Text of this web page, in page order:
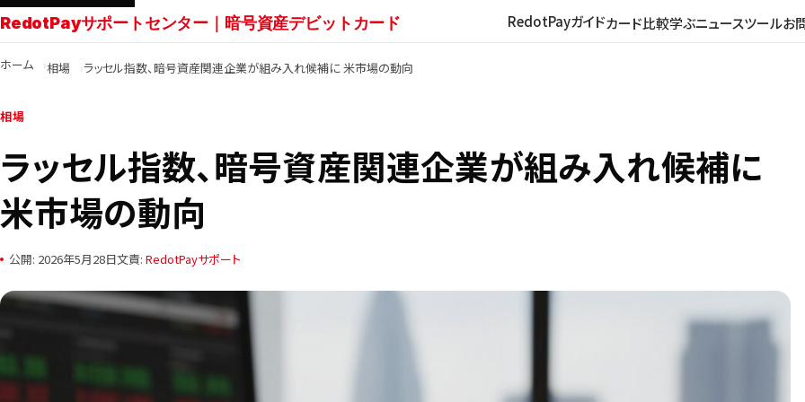
RedotPayサポートセンター｜暗号資産デビットカード RedotPayガイドカード比較学ぶニュースツールお
ホーム
相場 ラッセル指数、暗号資産関連企業が組み入れ候補に 米市場の動向
相場
ラッセル指数、暗号資産関連企業が組み入れ候補に
米市場の動向
公開: 2026年5月28日文責: RedotPayサポート